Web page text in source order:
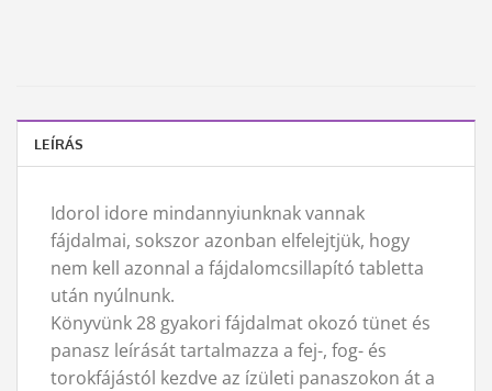
LEÍRÁS
Idorol idore mindannyiunknak vannak
fájdalmai, sokszor azonban elfelejtjük, hogy
nem kell azonnal a fájdalomcsillapító tabletta
után nyúlnunk.
Könyvünk 28 gyakori fájdalmat okozó tünet és
panasz leírását tartalmazza a fej-, fog- és
torokfájástól kezdve az ízületi panaszokon át a